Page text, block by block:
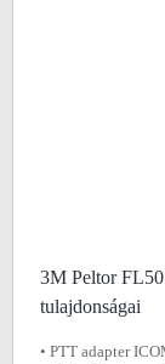
3M Peltor
tulajdonságai
• PTT adapter